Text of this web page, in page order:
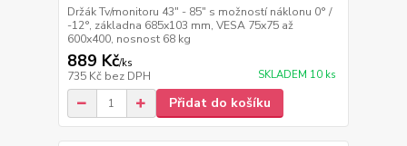
Držák Tv/monitoru 43" - 85" s možností náklonu 0° /
-12°, základna 685x103 mm, VESA 75x75 až
600x400, nosnost 68 kg
889 Kč/ks
735 Kč bez DPH SKLADEM 10 ks
Přidat do košíku